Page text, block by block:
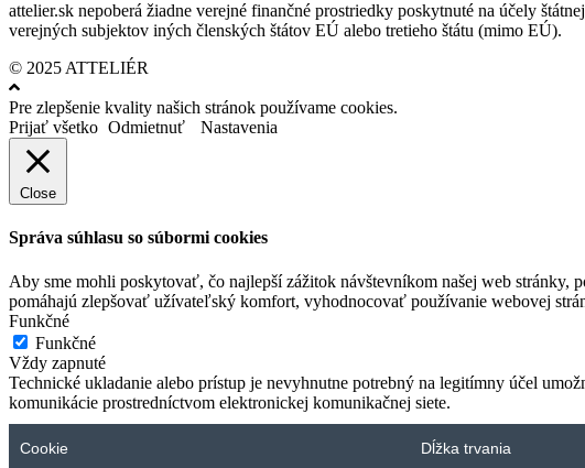
attelier.sk nepoberá žiadne verejné finančné prostriedky poskytnuté na účely
verejných subjektov iných členských štátov EÚ alebo tretieho štátu (mimo EÚ).
© 2025 ATTELIÉR
Pre zlepšenie kvality našich stránok používame cookies.
Prijať všetko Odmietnuť Nastavenia
Close
Správa súhlasu so súbormi cookies
Aby sme mohli poskytovať, čo najlepší zážitok návštevníkom našej web stránky,
pomáhajú zlepšovať užívateľský komfort, vyhodnocovať používanie webovej
Funkčné
Funkčné
Vždy zapnuté
Technické ukladanie alebo prístup je nevyhnutne potrebný na legitímny účel
komunikácie prostredníctvom elektronickej komunikačnej siete.
Cookie Dĺžka trvania